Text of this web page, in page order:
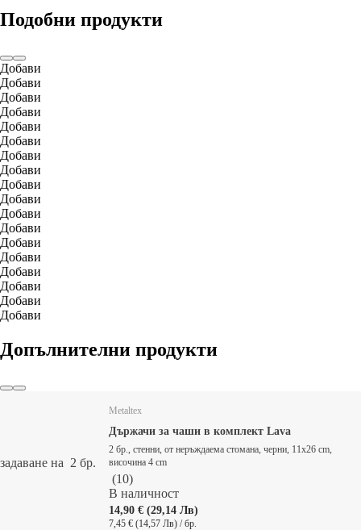
Подобни продукти
Добави
Добави
Добави
Добави
Добави
Добави
Добави
Добави
Добави
Добави
Добави
Добави
Добави
Добави
Добави
Добави
Добави
Добави
Допълнителни продукти
задаване на 2 бр.
Metaltex
Държачи за чаши в комплект Lava
2 бр., стенни, от неръждаема стомана, черни, 11x26 cm,
височина 4 cm
(10)
В наличност
14,90 € (29,14 Лв)
7,45 € (14,57 Лв) / бр.